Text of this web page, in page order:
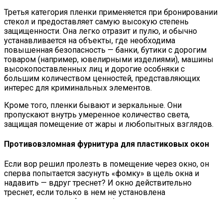
Третья категория пленки применяется при бронировании
стекол и предоставляет самую высокую степень
защищенности. Она легко отразит и пулю, и обычно
устанавливается на объекты, где необходима
повышенная безопасность — банки, бутики с дорогим
товаром (например, ювелирными изделиями), машины
высокопоставленных лиц и дорогие особняки с
большим количеством ценностей, представляющих
интерес для криминальных элементов.
Кроме того, пленки бывают и зеркальные. Они
пропускают внутрь умеренное количество света,
защищая помещение от жары и любопытных взглядов.
Противовзломная фурнитура для пластиковых окон
Если вор решил пролезть в помещение через окно, он
сперва попытается засунуть «фомку» в щель окна и
надавить — вдруг треснет? И окно действительно
треснет, если только в нем не установлена